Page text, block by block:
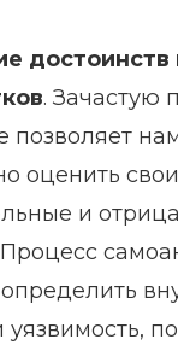
достоинств
. Зачастую
позволяет
оценить свои
и
Процесс